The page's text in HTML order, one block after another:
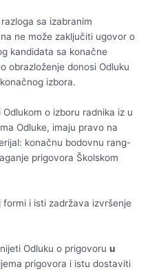
sa izabranim
ne može zaključiti ugovor o
kandidata sa konačne
obrazloženje donosi Odluku
izbora.
o izboru radnika iz u
Odluke, imaju pravo na
konačnu bodovnu rang-
prigovora Školskom
i isti zadržava izvršenje
Odluku o prigovoru u
prigovora i istu dostaviti